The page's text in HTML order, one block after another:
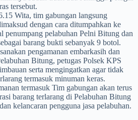
tersebut.
Wita, tim gabungan langsung
dengan cara ditumpahkan ke
penumpang pelabuhan Pelni Bitung dan
barang bukti sebanyak 9 botol.
pengamanan embarkasih dan
Bitung, petugas Polsek KPS
serta mengingatkan agar tidak
termasuk minuman keras.
termasuk Tim gabungan akan terus
barang terlarang di Pelabuhan Bitung
kelancaran pengguna jasa pelabuhan.